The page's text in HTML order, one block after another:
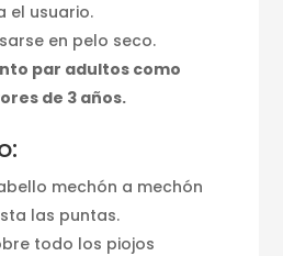
el usuario.
en pelo seco.
par adultos como
de 3 años.
mechón a mechón
las puntas.
todo los piojos